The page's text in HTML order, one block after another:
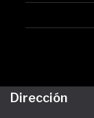
Dirección